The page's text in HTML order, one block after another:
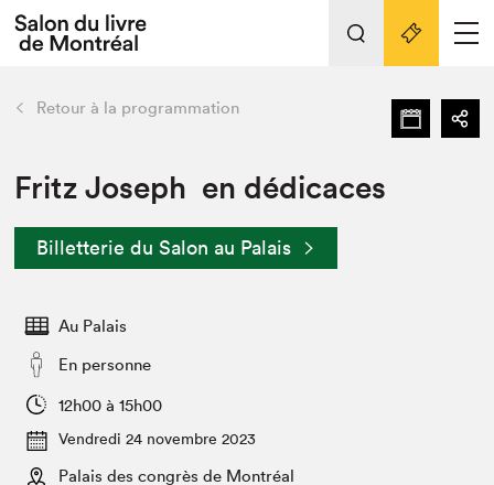
Espace exposant⋅e⋅s
Espace enseignant·e·s
L'événement
Préparer sa visite au Salon
Actualités
SLM PRO
retour Nos activités
Préparer sa visite
Salon dans la ville et en ligne
Projets partenaires
Liens pratiques
Retour à la programmation
Fritz Joseph en dédicaces
Billetterie du Salon au Palais
Au Palais
En personne
12h00 à 15h00
Vendredi 24 novembre 2023
Palais des congrès de Montréal